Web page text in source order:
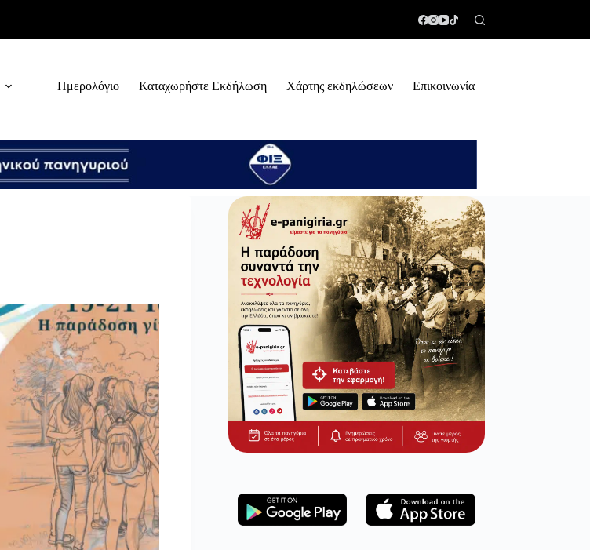
Ημερολόγιο Καταχωρήστε Εκδήλωση Χάρτης εκδηλώσεων Επικοινωνία